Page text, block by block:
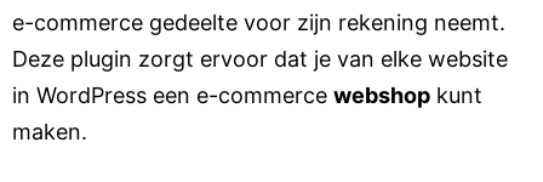
e-commerce gedeelte voor zijn rekening neemt.
Deze plugin zorgt ervoor dat je van elke website
in WordPress een e-commerce webshop kunt
maken.